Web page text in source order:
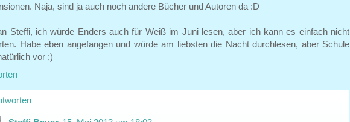
Naja, sind ja auch noch andere Bücher und Autoren da :D
Steffi, ich würde Enders auch für Weiß im Juni lesen, aber ich kann es einfach nicht
Habe eben angefangen und würde am liebsten die Nacht durchlesen, aber Schule
vor ;)